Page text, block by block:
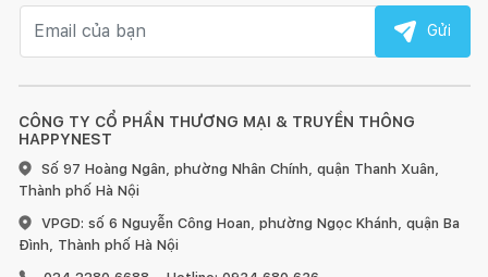
CÔNG TY CỔ PHẦN THƯƠNG MẠI & TRUYỀN THÔNG
HAPPYNEST
Số 97 Hoàng Ngân, phường Nhân Chính, quận Thanh Xuân,
Thành phố Hà Nội
VPGD: số 6 Nguyễn Công Hoan, phường Ngọc Khánh, quận Ba
Đình, Thành phố Hà Nội
Gửi